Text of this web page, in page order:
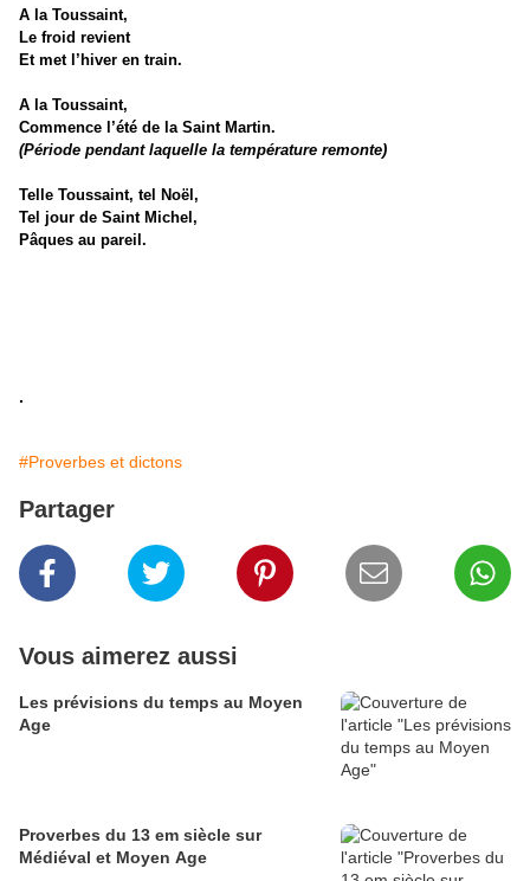
A la Toussaint,
Le froid revient
Et met l’hiver en train.
A la Toussaint,
Commence l’été de la Saint Martin.
(Période pendant laquelle la température remonte)
Telle Toussaint, tel Noël,
Tel jour de Saint Michel,
Pâques au pareil.
.
#Proverbes et dictons
Partager
Vous aimerez aussi
Les prévisions du temps au Moyen
Age
Proverbes du 13 em siècle sur
Médiéval et Moyen Age